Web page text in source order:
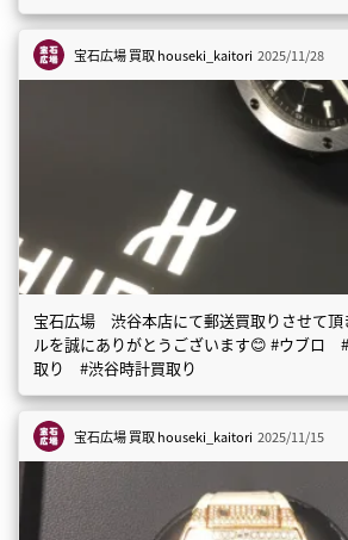
宝石広場 買取houseki_kaitori 2025/11/28
宝石広場 渋谷本店にて郵送買取りさせて頂
ルを誠にありがとうございます😊 #ウブロ
取り #渋谷時計買取り
宝石広場 買取houseki_kaitori 2025/11/15